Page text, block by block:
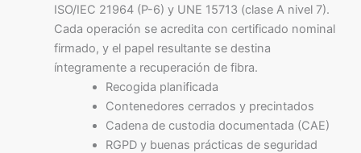
ISO/IEC 21964 (P-6) y UNE 15713 (clase A nivel 7).
Cada operación se acredita con certificado nominal
firmado, y el papel resultante se destina
íntegramente a recuperación de fibra.
Recogida planificada
Contenedores cerrados y precintados
Cadena de custodia documentada (CAE)
RGPD y buenas prácticas de seguridad